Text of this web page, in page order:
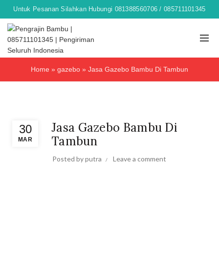
Untuk Pesanan Silahkan Hubungi 081388560706 / 085711101345
Home » gazebo » Jasa Gazebo Bambu Di Tambun
30
MAR
Jasa Gazebo Bambu Di
Tambun
Posted byputra Leave a comment